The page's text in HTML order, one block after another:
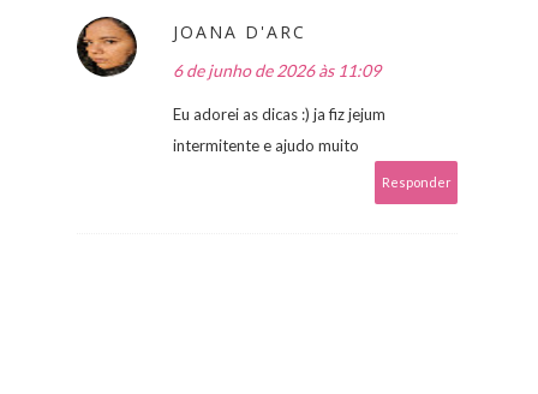
JOANA D'ARC
6 de junho de 2026 às 11:09
Eu adorei as dicas :) ja fiz jejum
intermitente e ajudo muito
Responder